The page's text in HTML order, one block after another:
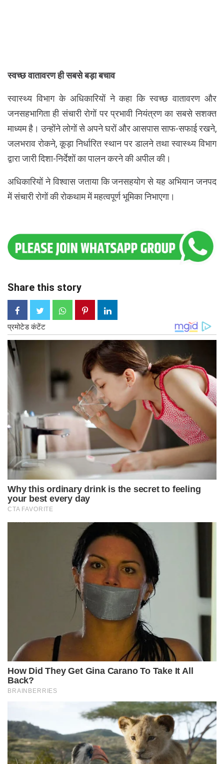
स्वच्छ वातावरण ही सबसे बड़ा बचाव
स्वास्थ्य विभाग के अधिकारियों ने कहा कि स्वच्छ वातावरण और
जनसहभागिता ही संचारी रोगों पर प्रभावी नियंत्रण का सबसे सशक्त
माध्यम है। उन्होंने लोगों से अपने घरों और आसपास साफ-सफाई रखने,
जलभराव रोकने, कूड़ा निर्धारित स्थान पर डालने तथा स्वास्थ्य विभाग
द्वारा जारी दिशा-निर्देशों का पालन करने की अपील की।
अधिकारियों ने विश्वास जताया कि जनसहयोग से यह अभियान जनपद
में संचारी रोगों की रोकथाम में महत्वपूर्ण भूमिका निभाएगा।
Share this story